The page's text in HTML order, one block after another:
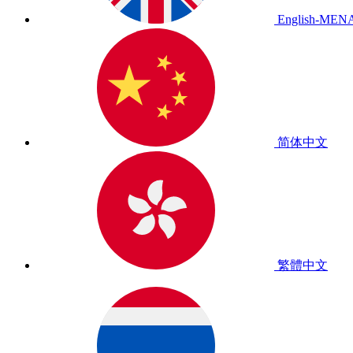
English-
简体中文
繁體中文